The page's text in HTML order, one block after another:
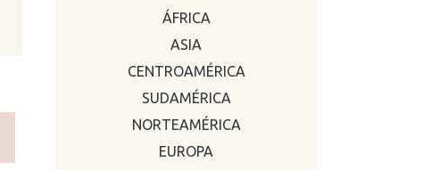
ÁFRICA
ASIA
CENTROAMÉRICA
SUDAMÉRICA
NORTEAMÉRICA
EUROPA